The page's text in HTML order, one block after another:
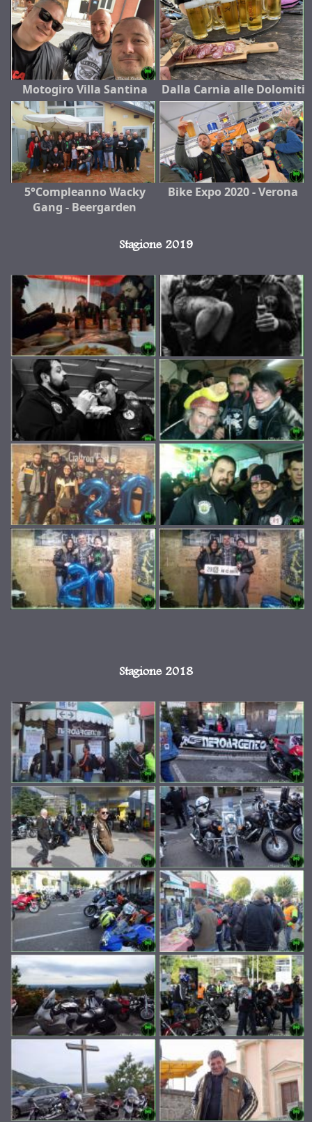
Motogiro Villa Santina Dalla Carnia alle Dolomiti
5°Compleanno Wacky
Gang - Beergarden
Bike Expo 2020 - Verona
Stagione 2019
Stagione 2018